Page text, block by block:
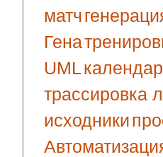
матч
Гена
UML
трассировка
исходники